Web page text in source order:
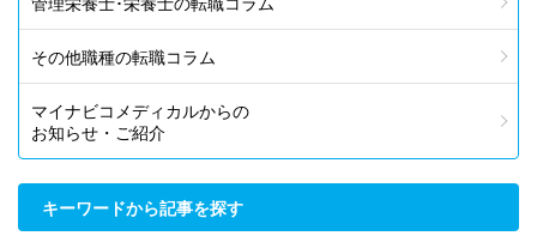
その他職種の転職コラム
マイナビコメディカルからの
お知らせ・ご紹介
キーワードから記事を探す